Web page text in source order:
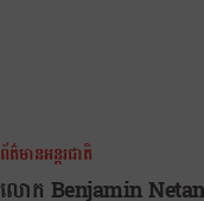
ព័ត៌មានអន្តរជាតិ
លោក Benjamin